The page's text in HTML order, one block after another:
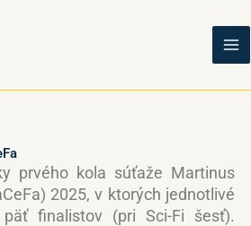
prvého kola súťaže Martinus
2025, v ktorých jednotlivé
finalistov (pri Sci-Fi šesť).